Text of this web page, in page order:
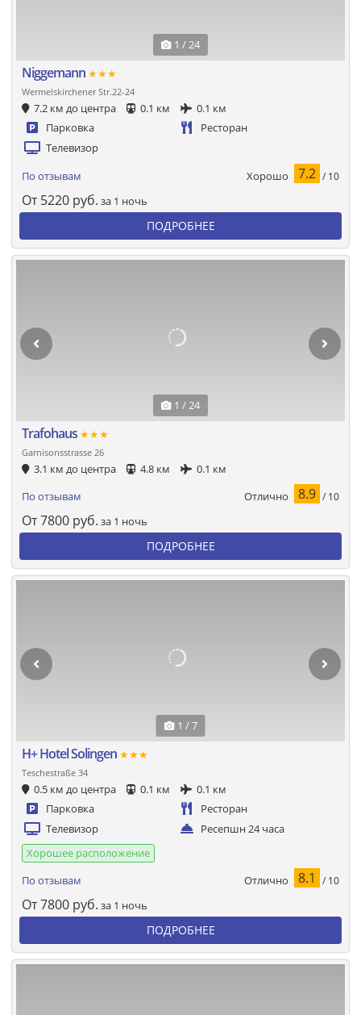
1 / 24
Niggemann ★★★
Wermelskirchener Str.22-24
7.2 км до центра 0.1 км
0.1 км
Парковка
Ресторан
Телевизор
По отзывам Хорошо 7.2 / 10
От 5220 руб. за 1 ночь
ПОДРОБНЕЕ
1 / 24
Trafohaus ★★★
Garnisonsstrasse 26
3.1 км до центра 4.8 км
0.1 км
По отзывам
Отлично 8.9 / 10
От7800 руб. за 1 ночь
ПОДРОБНЕЕ
1 / 7
H+ Hotel Solingen ★★★
Teschestraße 34
0.5 км до центра 0.1 км
0.1 км
Парковка
Ресторан
Телевизор
Ресепшн 24 часа
Хорошее расположение
По отзывам
Отлично 8.1 / 10
От7800 руб. за 1 ночь
ПОДРОБНЕЕ